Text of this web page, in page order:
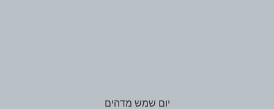
יום שמש מדהים